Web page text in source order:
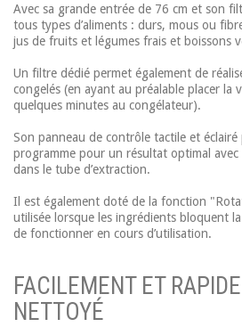
Avec sa grande entrée de 76 cm et son
tous types d’aliments : durs, mous ou
jus de fruits et légumes frais et boissons
Un filtre dédié permet également de
congelés (en ayant au préalable placer la
quelques minutes au congélateur).
Son panneau de contrôle tactile et éclairé
programme pour un résultat optimal
dans le tube d’extraction.
Il est également doté de la fonction
utilisée lorsque les ingrédients bloquent la
de fonctionner en cours d’utilisation.
FACILEMENT ET
NETTOYÉ